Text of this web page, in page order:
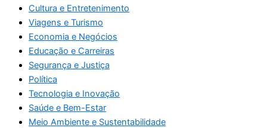
Cultura e Entretenimento
Viagens e Turismo
Economia e Negócios
Educação e Carreiras
Segurança e Justiça
Política
Tecnologia e Inovação
Saúde e Bem-Estar
Meio Ambiente e Sustentabilidade